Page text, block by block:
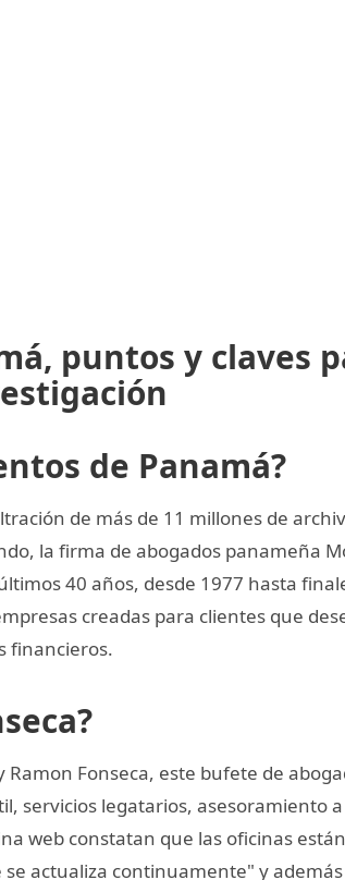
puntos y claves
de Panamá?
de más de 11 millones de
la firma de abogados panameña
40 años, desde 1977 hasta
creadas para clientes que
financieros.
Fonseca, este bufete de
servicios legatarios, asesoramiento
web constatan que las oficinas
actualiza continuamente" y